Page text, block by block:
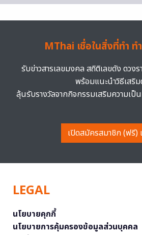
MThai เชื่อในสิ่งที่ทำ ท
รับข่าวสารเลขมงคล สถิติเลขดัง ดวง
พร้อมแนะนำวิธีเสริ
ลุ้นรับรางวัลจากกิจกรรมเสริมความเป็
เปิดสมัครสมาชิก (ฟรี)
LEGAL
นโยบายคุกกี้
นโยบายการคุ้มครองข้อมูลส่วนบุคคล